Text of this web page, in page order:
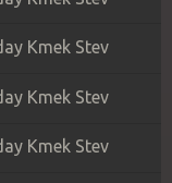
Kmek Stev
Kmek Stev
Kmek Stev